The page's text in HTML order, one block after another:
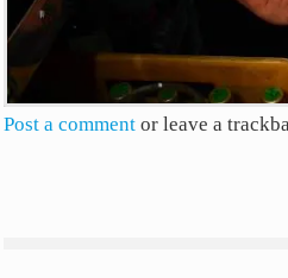
Post a commentor leave a